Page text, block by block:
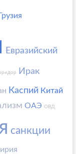
Евразийский
Ирак
Каспий Китай
ОАЭ ОВД
санкции